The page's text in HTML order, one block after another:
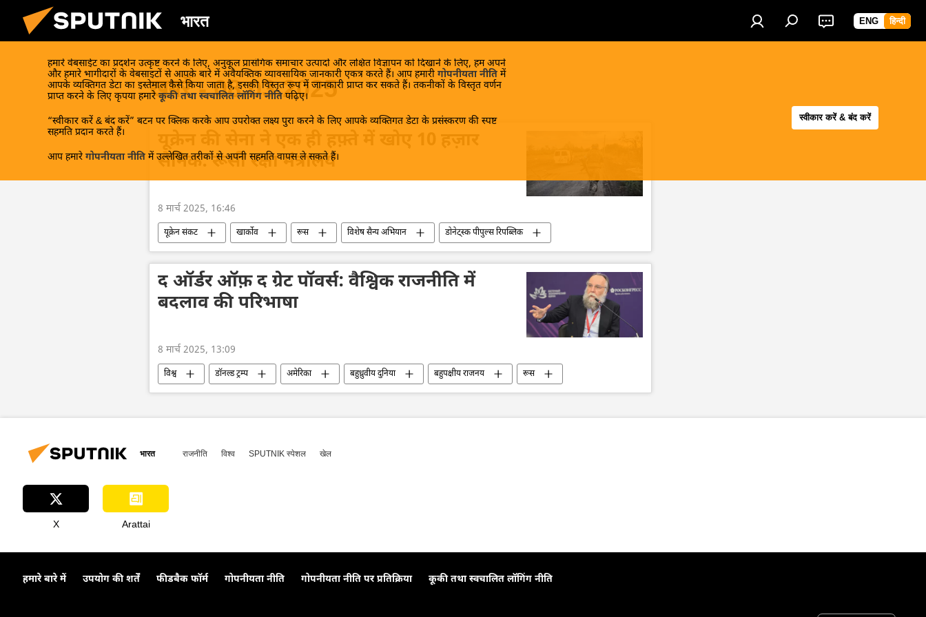
भारत ENG हिन्दी
हमारे वेबसाईट का प्रदर्शन उत्कृष्ट करने के लिए, अनुकूल प्रासंगिक समाचार उत्पादों और लक्षित विज्ञापन को दिखाने के लिए, हम अपने
और हमारे भागीदारों के वेबसाइटों से आपके बारे में अवैयक्तिक व्यावसायिक जानकारी एकत्र करते हैं। आप हमारी गोपनीयता नीति में
आपके व्यक्तिगत डेटा का इस्तेमाल कैसे किया जाता है, इसकी विस्तृत रूप में जानकारी प्राप्त कर सकते हैं। तकनीकों के विस्तृत वर्णन
प्राप्त करने के लिए कृपया हमारे कूकी तथा स्वचालित लॉगिंग नीति पढ़िए।
“स्वीकार करें & बंद करें” बटन पर क्लिक करके आप उपरोक्त लक्ष्य पुरा करने के लिए आपके व्यक्तिगत डेटा के प्रसंस्करण की स्पष्ट
सहमति प्रदान करते हैं।
आप हमारे गोपनीयता नीति में उल्लेखित तरीकों से अपनी सहमति वापस ले सकते हैं।
स्वीकार करें & बंद करें
खबरें - 08.03.2025
सैनिक: रूसी रक्षा मंत्रालय
8 मार्च 2025, 16:46
यूक्रेन संकट खार्कोव रूस विशेष सैन्य अभियान
डोनेट्स्क पीपुल्स रिपब्लिक
डोनबास
यूक्रेन यूक्रेन सशस्त्र बल नाटो
द ऑर्डर ऑफ़ द ग्रेट पॉवर्स: वैश्विक राजनीति में
बदलाव की परिभाषा
8 मार्च 2025, 13:09
विश्व डॉनल्ड ट्रम्प अमेरिका बहुध्रुवीय दुनिया बहुपक्षीय राजनय
रूस
रूस का विकास
यूरोपीय संघ यूरोप सामूहिक पश्चिम
भारत राजनीति विश्व SPUTNIK स्पेशल खेल
X Arattai
हमारे बारे में उपयोग की शर्तें फीडबैक फॉर्म गोपनीयता नीति गोपनीयता नीति पर प्रतिक्रिया कूकी तथा स्वचालित लॉगिंग नीति